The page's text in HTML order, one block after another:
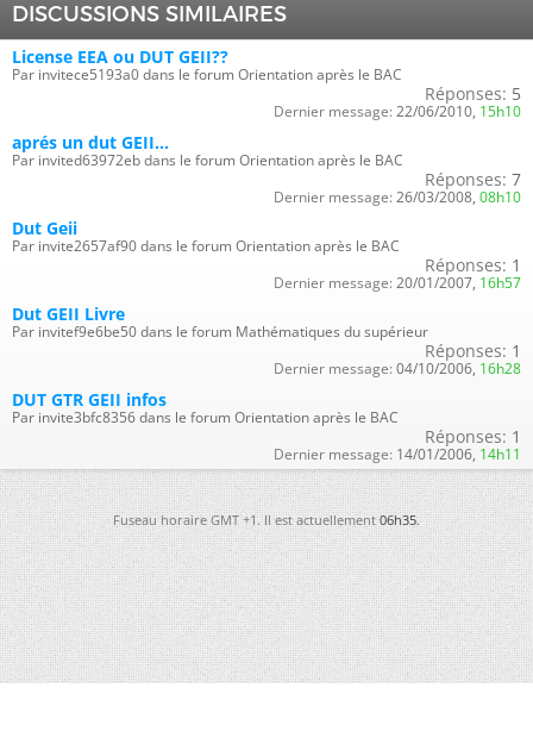
DISCUSSIONS SIMILAIRES
License EEA ou DUT GEII??
Par invitece5193a0 dans le forum Orientation après le BAC
Réponses: 5
Dernier message: 22/06/2010, 15h10
aprés un dut GEII...
Par invited63972eb dans le forum Orientation après le BAC
Réponses: 7
Dernier message: 26/03/2008, 08h10
Dut Geii
Par invite2657af90 dans le forum Orientation après le BAC
Réponses: 1
Dernier message: 20/01/2007, 16h57
Dut GEII Livre
Par invitef9e6be50 dans le forum Mathématiques du supérieur
Réponses: 1
Dernier message: 04/10/2006, 16h28
DUT GTR GEII infos
Par invite3bfc8356 dans le forum Orientation après le BAC
Réponses: 1
Dernier message: 14/01/2006, 14h11
Fuseau horaire GMT +1. Il est actuellement06h35.